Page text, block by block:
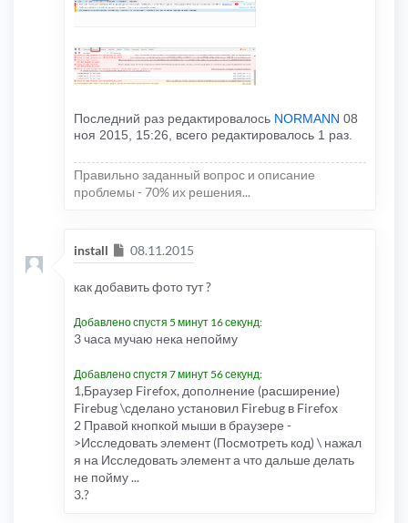
Последний раз редактировалось NORMANN 08
ноя 2015, 15:26, всего редактировалось 1 раз.
Правильно заданный вопрос и описание
проблемы - 70% их решения...
install Сообщение
08.11.2015
как добавить фото тут ?
Добавлено спустя 5 минут 16 секунд:
3 часа мучаю нека непойму
Добавлено спустя 7 минут 56 секунд:
1,Браузер Firefox, дополнение (расширение)
Firebug \сделано установил Firebug в Firefox
2 Правой кнопкой мыши в браузере -
>Исследовать элемент (Посмотреть код) \ нажал
я на Исследовать элемент а что дальше делать
не пойму ...
3.?